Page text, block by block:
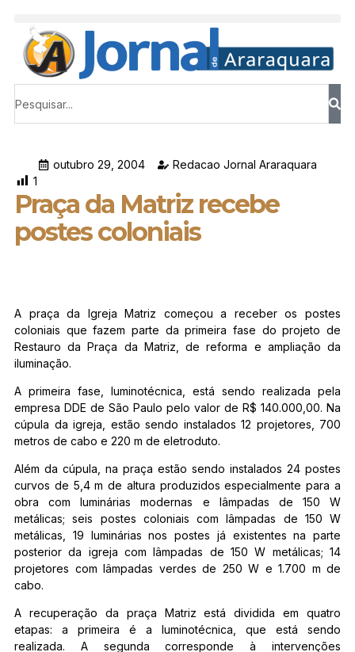
outubro 29, 2004
Redacao Jornal Araraquara
1
Praça da Matriz recebe
postes coloniais
A praça da Igreja Matriz começou a receber os postes
coloniais que fazem parte da primeira fase do projeto de
Restauro da Praça da Matriz, de reforma e ampliação da
iluminação.
A primeira fase, luminotécnica, está sendo realizada pela
empresa DDE de São Paulo pelo valor de R$ 140.000,00. Na
cúpula da igreja, estão sendo instalados 12 projetores, 700
metros de cabo e 220 m de eletroduto.
Além da cúpula, na praça estão sendo instalados 24 postes
curvos de 5,4 m de altura produzidos especialmente para a
obra com luminárias modernas e lâmpadas de 150 W
metálicas; seis postes coloniais com lâmpadas de 150 W
metálicas, 19 luminárias nos postes já existentes na parte
posterior da igreja com lâmpadas de 150 W metálicas; 14
projetores com lâmpadas verdes de 250 W e 1.700 m de
cabo.
A recuperação da praça Matriz está dividida em quatro
etapas: a primeira é a luminotécnica, que está sendo
realizada. A segunda corresponde à intervenções